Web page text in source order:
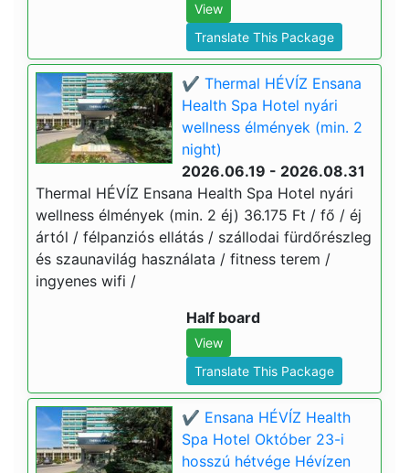
View
Translate This Package
✔️ Thermal HÉVÍZ Ensana
Health Spa Hotel nyári
wellness élmények (min. 2
night)
2026.06.19 - 2026.08.31
Thermal HÉVÍZ Ensana Health Spa Hotel nyári
wellness élmények (min. 2 éj) 36.175 Ft / fő / éj
ártól / félpanziós ellátás / szállodai fürdőrészleg
és szaunavilág használata / fitness terem /
ingyenes wifi /
Half board
View
Translate This Package
✔️ Ensana HÉVÍZ Health
Spa Hotel Október 23-i
hosszú hétvége Hévízen